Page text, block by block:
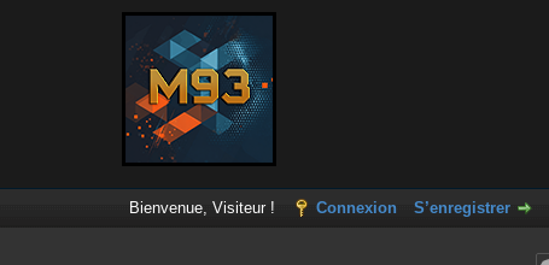
Bienvenue, Visiteur ! Connexion S’enregistrer